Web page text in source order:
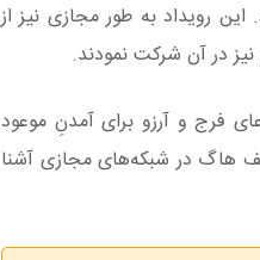
رویداد به طور مجازی نیز از
نیز در آن شرکت نمودند.
فرج و آرزو برای آمدنِ موعود
هاگ در شبکه‌های مجازی آشنا